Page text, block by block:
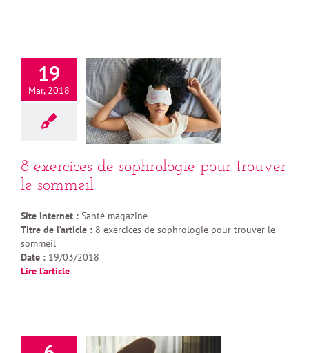
19
Mar, 2018
8 exercices de sophrologie pour trouver
le sommeil
Site internet : Santé magazine
Titre de l’article : 8 exercices de sophrologie pour trouver le
sommeil
Date : 19/03/2018
Lire l’article